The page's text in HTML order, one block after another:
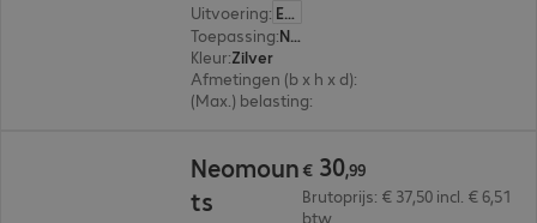
Uitvoering: Europa
Toepassing: Notebook, Tablet
Kleur:Zilver
Afmetingen (b x h x d):
(Max.) belasting:
Neomoun
ts
€ 30,99
Brutoprijs: € 37,50 incl. € 6,51
btw